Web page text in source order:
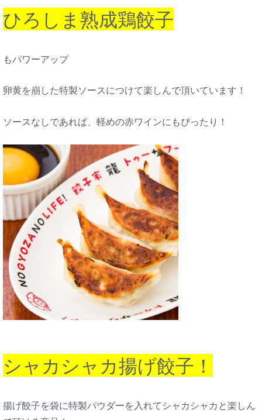
ひろしま熟成鶏餃子
もパワーアップ
卵黄を崩した特製ソースにつけて楽しんで頂いています！
ソースなしであれば、軽めの赤ワインにもぴったり！
シャカシャカ揚げ餃子！
揚げ餃子を袋に特製パウダーを入れてシャカシャカと楽しん